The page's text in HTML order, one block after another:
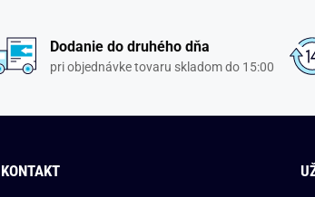
Dodanie do druhého dňa
pri objednávke tovaru skladom do 15:00
KONTAKT